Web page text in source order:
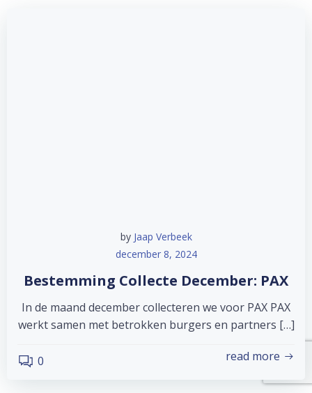
by Jaap Verbeek
december 8, 2024
Bestemming Collecte December: PAX
In de maand december collecteren we voor PAX PAX
werkt samen met betrokken burgers en partners […]
0 read more